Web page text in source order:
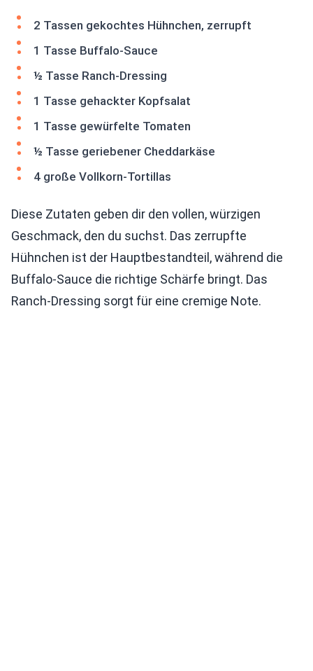
2 Tassen gekochtes Hühnchen, zerrupft
1 Tasse Buffalo-Sauce
½ Tasse Ranch-Dressing
1 Tasse gehackter Kopfsalat
1 Tasse gewürfelte Tomaten
½ Tasse geriebener Cheddarkäse
4 große Vollkorn-Tortillas
Diese Zutaten geben dir den vollen, würzigen
Geschmack, den du suchst. Das zerrupfte
Hühnchen ist der Hauptbestandteil, während die
Buffalo-Sauce die richtige Schärfe bringt. Das
Ranch-Dressing sorgt für eine cremige Note.